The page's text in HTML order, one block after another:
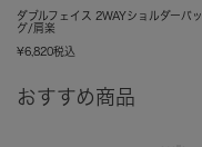
ダブルフェイス 2WAYショルダーバッ
グ/肩楽
¥6,820税込
おすすめ商品